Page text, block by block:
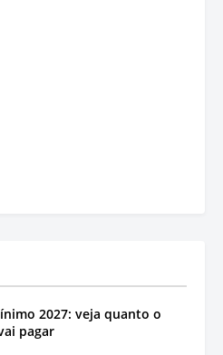
2027: veja quanto o
pagar